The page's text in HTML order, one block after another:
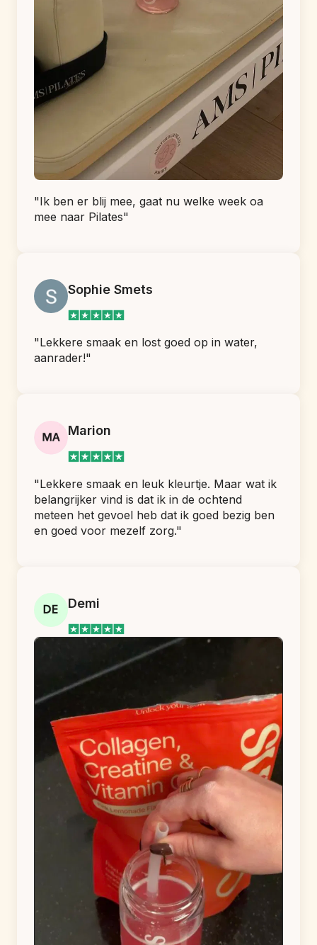
"Ik ben er blij mee, gaat nu welke week oa
mee naar Pilates"
Sophie Smets
"Lekkere smaak en lost goed op in water,
aanrader!"
Marion
"Lekkere smaak en leuk kleurtje. Maar wat ik
belangrijker vind is dat ik in de ochtend
meteen het gevoel heb dat ik goed bezig ben
en goed voor mezelf zorg."
Demi